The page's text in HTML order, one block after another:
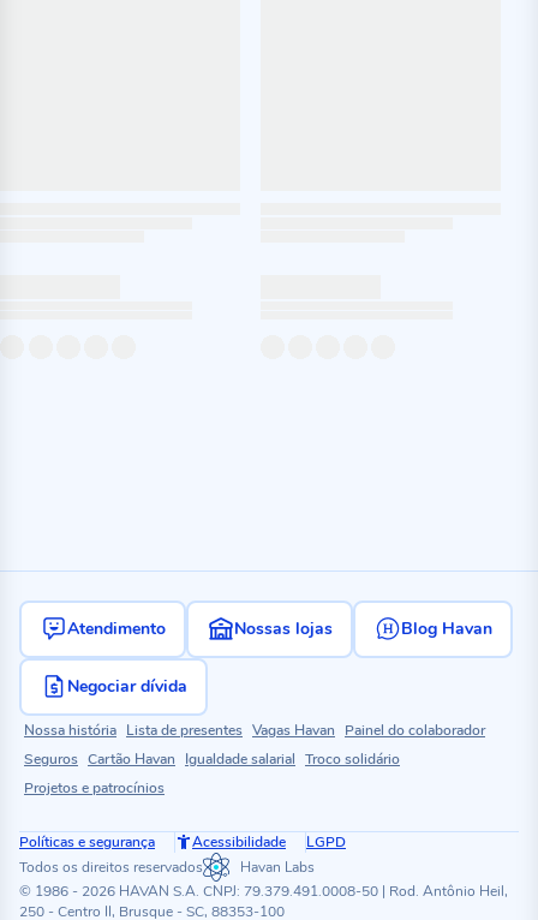
Atendimento Nossas lojas Blog Havan
Negociar dívida
Nossa história Lista de presentes Vagas Havan
Painel do colaborador
Seguros Cartão Havan Igualdade salarial Troco solidário
Projetos e patrocínios
Políticas e segurança Acessibilidade
LGPD
Todos os direitos reservados
Havan Labs
© 1986 - 2026 HAVAN S.A. CNPJ: 79.379.491.0008-50 | Rod. Antônio Heil,
250 - Centro II, Brusque - SC, 88353-100